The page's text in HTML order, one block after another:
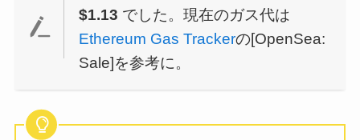
$1.13 でした。現在のガス代は
Ethereum Gas Trackerの[OpenSea:
Sale]を参考に。